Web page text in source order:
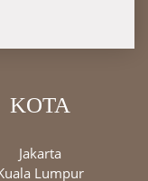
KOTA
Jakarta
Lumpur